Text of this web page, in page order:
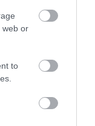
web or
to